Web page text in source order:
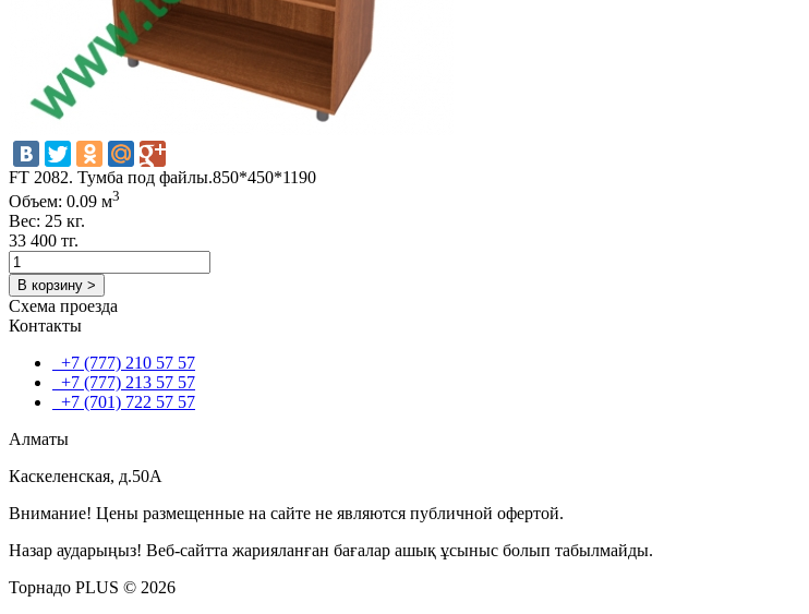
FT 2082. Тумба под файлы.850*450*1190
Объем: 0.09 м3
Вес: 25 кг.
33 400 тг.
В корзину >
Схема проезда
Контакты
+7 (777) 210 57 57
+7 (777) 213 57 57
+7 (701) 722 57 57
Алматы
Каскеленская, д.50А
Внимание! Цены размещенные на сайте не являются публичной офертой.
Назар аударыңыз! Веб-сайтта жарияланған бағалар ашық ұсыныс болып табылмайды.
Торнадо PLUS © 2026